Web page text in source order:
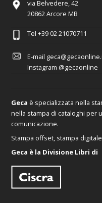
via Belvedere, 42
20862 Arcore MB
Tel +39 02 21070711
E-mail
Instagram @gecaonline
Geca è specializzata nella
nella stampa di cataloghi per
comunicazione.
Stampa offset, stampa
Geca è la Divisione Libri di